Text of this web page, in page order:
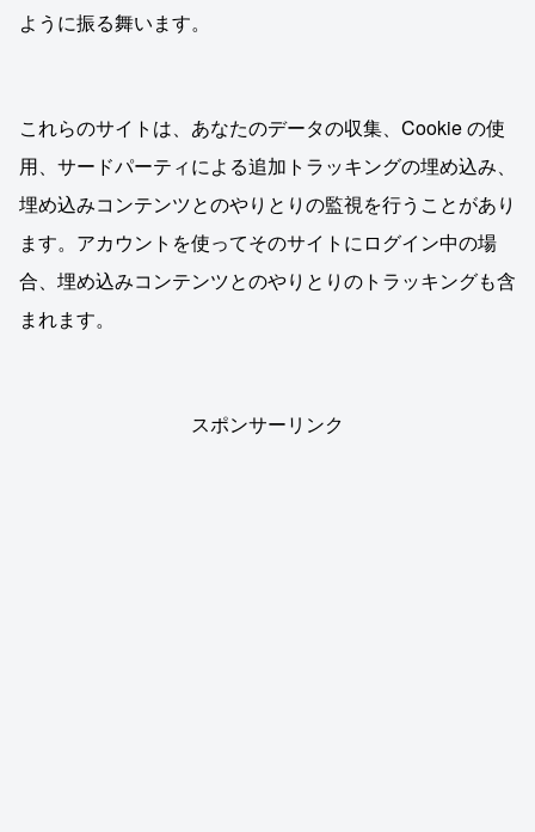
ように振る舞います。
これらのサイトは、あなたのデータの収集、Cookie の使
用、サードパーティによる追加トラッキングの埋め込み、
埋め込みコンテンツとのやりとりの監視を行うことがあり
ます。アカウントを使ってそのサイトにログイン中の場
合、埋め込みコンテンツとのやりとりのトラッキングも含
まれます。
スポンサーリンク